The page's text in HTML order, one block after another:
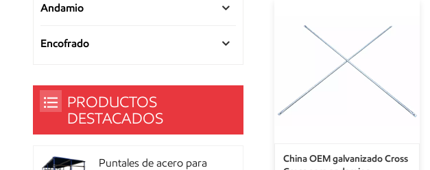
China OEM galvanizado Cross
Andamio
Encofrado
PRODUCTOS
DESTACADOS
Puntales de acero para